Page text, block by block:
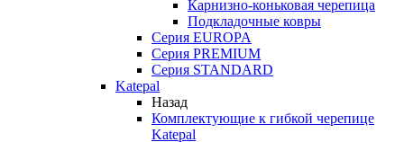
Карнизно-коньковая черепица
Подкладочные ковры
Серия EUROPA
Серия PREMIUM
Серия STANDARD
Katepal
Назад
Комплектующие к гибкой черепице
Katepal